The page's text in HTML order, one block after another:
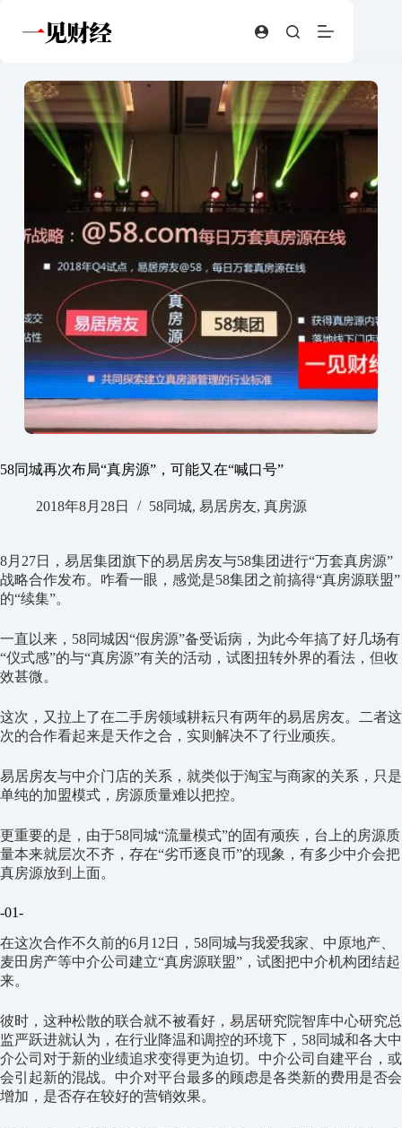
58同城再次布局“真房源”，可能又在“喊口号”
2018年8月28日 58同城, 易居房友, 真房源
8月27日，易居集团旗下的易居房友与58集团进行“万套真房源”
战略合作发布。咋看一眼，感觉是58集团之前搞得“真房源联盟”
的“续集”。
一直以来，58同城因“假房源”备受诟病，为此今年搞了好几场有
“仪式感”的与“真房源”有关的活动，试图扭转外界的看法，但收
效甚微。
这次，又拉上了在二手房领域耕耘只有两年的易居房友。二者这
次的合作看起来是天作之合，实则解决不了行业顽疾。
易居房友与中介门店的关系，就类似于淘宝与商家的关系，只是
单纯的加盟模式，房源质量难以把控。
更重要的是，由于58同城“流量模式”的固有顽疾，台上的房源质
量本来就层次不齐，存在“劣币逐良币”的现象，有多少中介会把
真房源放到上面。
-01-
在这次合作不久前的6月12日，58同城与我爱我家、中原地产、
麦田房产等中介公司建立“真房源联盟”，试图把中介机构团结起
来。
彼时，这种松散的联合就不被看好，易居研究院智库中心研究总
监严跃进就认为，在行业降温和调控的环境下，58同城和各大中
介公司对于新的业绩追求变得更为迫切。中介公司自建平台，或
会引起新的混战。中介对平台最多的顾虑是各类新的费用是否会
增加，是否存在较好的营销效果。